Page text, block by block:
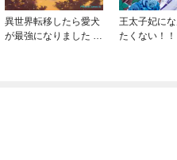
異世界転移したら愛犬
が最強になりました ～
王太子妃に
たくない！